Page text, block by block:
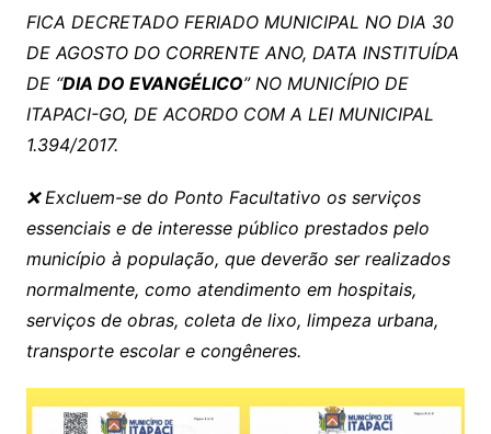
FICA DECRETADO FERIADO MUNICIPAL NO DIA 30
DE AGOSTO DO CORRENTE ANO, DATA INSTITUÍDA
DE “DIA DO EVANGÉLICO” NO MUNICÍPIO DE
ITAPACI-GO, DE ACORDO COM A LEI MUNICIPAL
1.394/2017.
❌ Excluem-se do Ponto Facultativo os serviços
essenciais e de interesse público prestados pelo
município à população, que deverão ser realizados
normalmente, como atendimento em hospitais,
serviços de obras, coleta de lixo, limpeza urbana,
transporte escolar e congêneres.